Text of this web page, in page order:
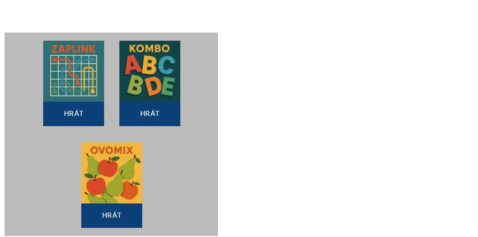
HRÁT HRÁT
HRÁT